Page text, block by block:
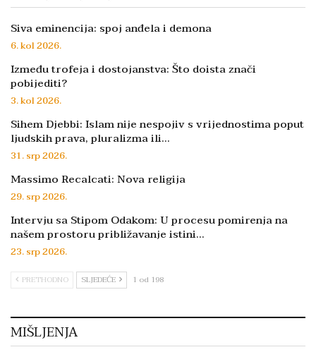
Siva eminencija: spoj anđela i demona
6. kol 2026.
Između trofeja i dostojanstva: Što doista znači
pobijediti?
3. kol 2026.
Sihem Djebbi: Islam nije nespojiv s vrijednostima poput
ljudskih prava, pluralizma ili…
31. srp 2026.
Massimo Recalcati: Nova religija
29. srp 2026.
Intervju sa Stipom Odakom: U procesu pomirenja na
našem prostoru približavanje istini…
23. srp 2026.
PRETHODNO SLJEDEĆE 1 od 198
MIŠLJENJA